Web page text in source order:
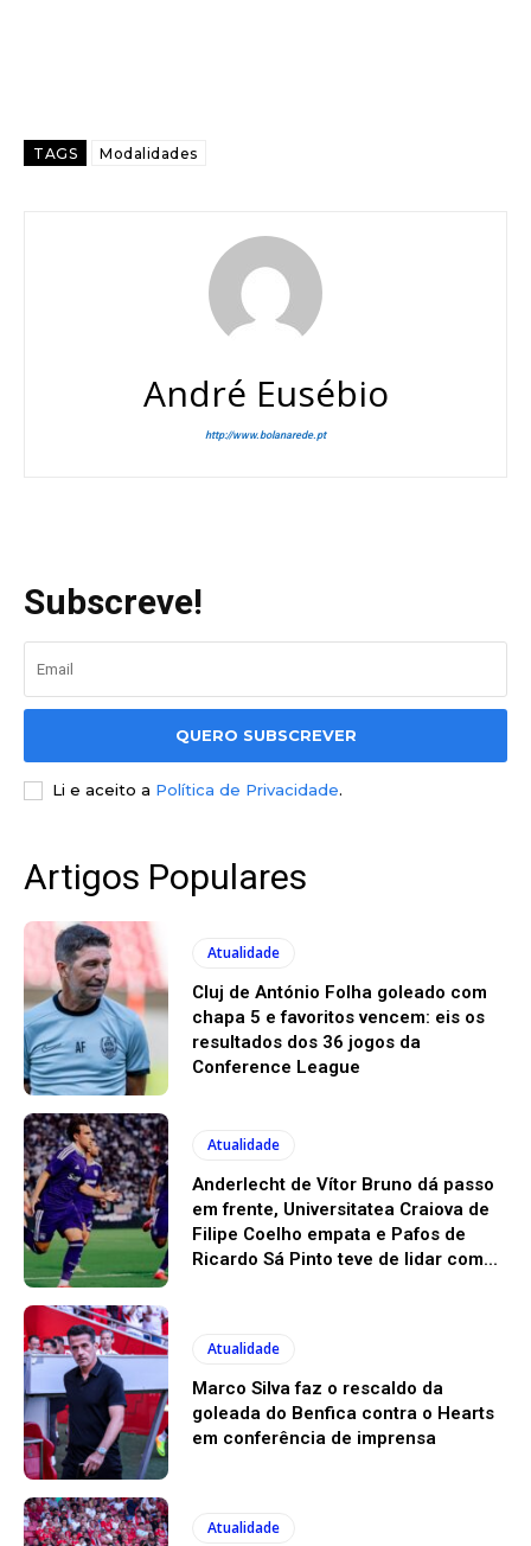
TAGS Modalidades
André Eusébio
http://www.bolanarede.pt
Subscreve!
QUERO SUBSCREVER
Li e aceito a Política de Privacidade.
Artigos Populares
Atualidade
Cluj de António Folha goleado com
chapa 5 e favoritos vencem: eis os
resultados dos 36 jogos da
Conference League
Atualidade
Anderlecht de Vítor Bruno dá passo
em frente, Universitatea Craiova de
Filipe Coelho empata e Pafos de
Ricardo Sá Pinto teve de lidar com...
Atualidade
Marco Silva faz o rescaldo da
goleada do Benfica contra o Hearts
em conferência de imprensa
Atualidade